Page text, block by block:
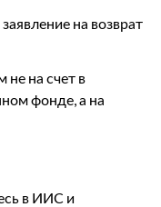
на возврат
не на счет в
фонде, а на
в ИИС и